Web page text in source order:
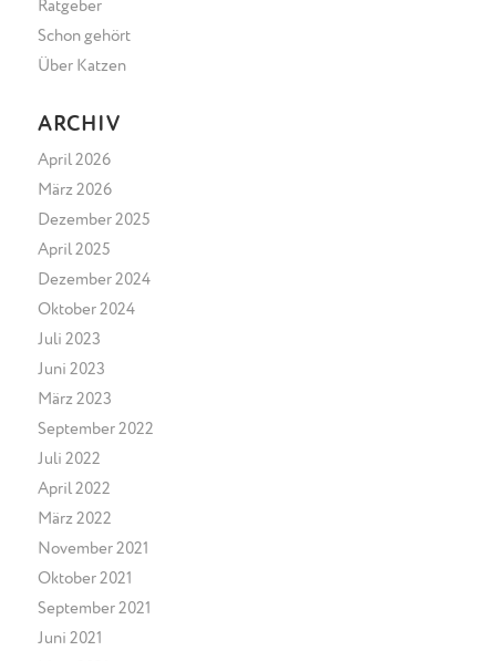
Ratgeber
Schon gehört
Über Katzen
ARCHIV
April 2026
März 2026
Dezember 2025
April 2025
Dezember 2024
Oktober 2024
Juli 2023
Juni 2023
März 2023
September 2022
Juli 2022
April 2022
März 2022
November 2021
Oktober 2021
September 2021
Juni 2021